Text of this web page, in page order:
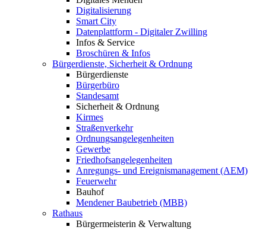
Digitalisierung
Smart City
Datenplattform - Digitaler Zwilling
Infos & Service
Broschüren & Infos
Bürgerdienste, Sicherheit & Ordnung
Bürgerdienste
Bürgerbüro
Standesamt
Sicherheit & Ordnung
Kirmes
Straßenverkehr
Ordnungsangelegenheiten
Gewerbe
Friedhofsangelegenheiten
Anregungs- und Ereignismanagement (AEM)
Feuerwehr
Bauhof
Mendener Baubetrieb (MBB)
Rathaus
Bürgermeisterin & Verwaltung